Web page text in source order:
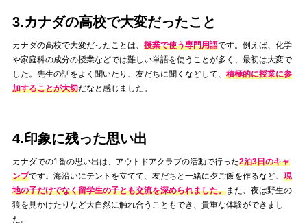
3.カナダの高校で大変だったこと
カナダの高校で大変だったことは、 授業で使う専門用語です。例えば、化学
や家庭科の成分の授業などでは難しい単語を使うことが多く、最初は大変で
した。先生の話をよく聞いたり、友だちに聞くなどして、 積極的に授業に参
加することが大切だなと感じました。
4.印象に残った思い出
カナダでの1番の思い出は、アウトドアクラブの活動で行った2泊3日のキャ
ンプです。海沿いにテントを立てて、友だちと一緒に夕ご飯を作るなど、 現
地の子だけでなく留学生の子とも交流を深められました。また、夜は野生の
狼を見かけたりなど大自然に触れ合うこともでき、貴重な体験ができまし
た。